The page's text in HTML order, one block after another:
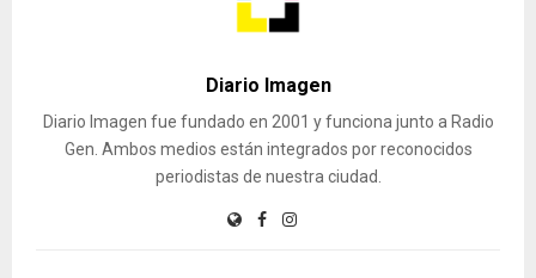
Diario Imagen
Diario Imagen fue fundado en 2001 y funciona junto a Radio
Gen. Ambos medios están integrados por reconocidos
periodistas de nuestra ciudad.